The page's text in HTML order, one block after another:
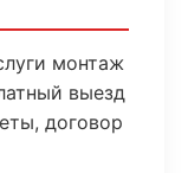
монтаж
выезд
договор